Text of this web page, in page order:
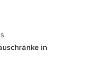
in